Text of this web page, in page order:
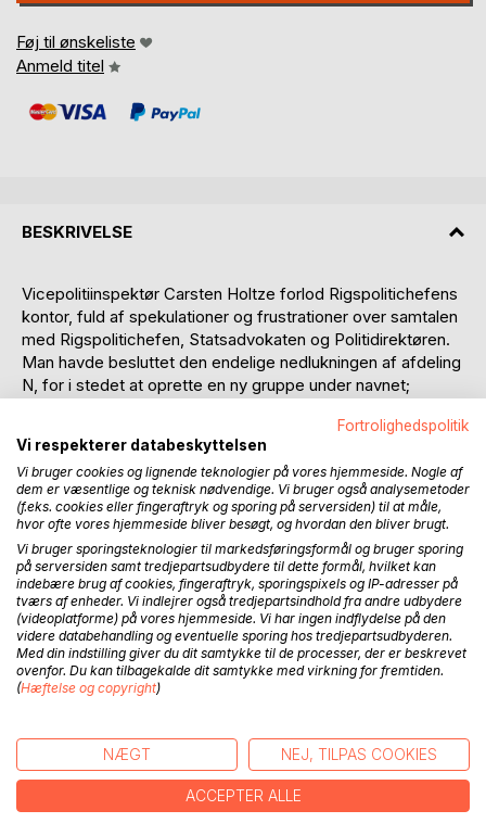
Føj til ønskeliste
Anmeld titel
BESKRIVELSE
Vicepolitiinspektør Carsten Holtze forlod Rigspolitichefens
kontor, fuld af spekulationer og frustrationer over samtalen
med Rigspolitichefen, Statsadvokaten og Politidirektøren.
Man havde besluttet den endelige nedlukningen af afdeling
N, for i stedet at oprette en ny gruppe under navnet;
Politigård, da beredskabet der, som en følge af den nye
politireform, var flyttet til politienhederne Artillerivej,
Bellahøj og City.
Den nye gruppe skulle koncentrere sig om efterforskning
af opgaver dikteret af Rigspolitichefen, og gruppens nye
chef, politiinspektør Henrik Duur, kom fra Nordsjællands
politi i Frederikssund. En meget dygtig efterforskningschef
og med en lang og succesrig karriere indenfor
kriminalpolitiet. Derudover var han specielt udvalgt af
Udenrigsministeriet til en mission i Iran, i forbindelse med
de store uroligheder og angreb på den danske ambassade.
af Dronningen.
Omstændighederne ved udflytningen og etableringen er
totalt forvirrende for gruppen og forstærkes af, at deres
Fortrolighedspolitik
Vi respekterer databeskyttelsen
Vi bruger cookies og lignende teknologier på vores hjemmeside. Nogle af
dem er væsentlige og teknisk nødvendige. Vi bruger også analysemetoder
(f.eks. cookies eller fingeraftryk og sporing på serversiden) til at måle,
hvor ofte vores hjemmeside bliver besøgt, og hvordan den bliver brugt.
Vi bruger sporingsteknologier til markedsføringsformål og bruger sporing
på serversiden samt tredjepartsudbydere til dette formål, hvilket kan
indebære brug af cookies, fingeraftryk, sporingspixels og IP-adresser på
tværs af enheder. Vi indlejrer også tredjepartsindhold fra andre udbydere
(videoplatforme) på vores hjemmeside. Vi har ingen indflydelse på den
videre databehandling og eventuelle sporing hos tredjepartsudbyderen.
Med din indstilling giver du dit samtykke til de processer, der er beskrevet
ovenfor. Du kan tilbagekalde dit samtykke med virkning for fremtiden.
(Hæftelse og copyright)
NÆGT NEJ, TILPAS COOKIES
ACCEPTER ALLE